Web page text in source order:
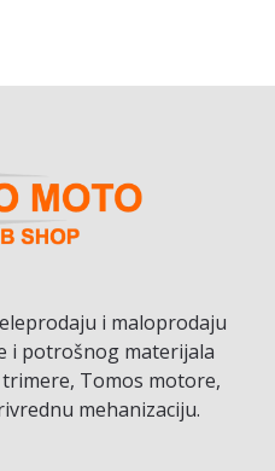
i maloprodaju
i potrošnog materijala
Tomos motore,
mehanizaciju.